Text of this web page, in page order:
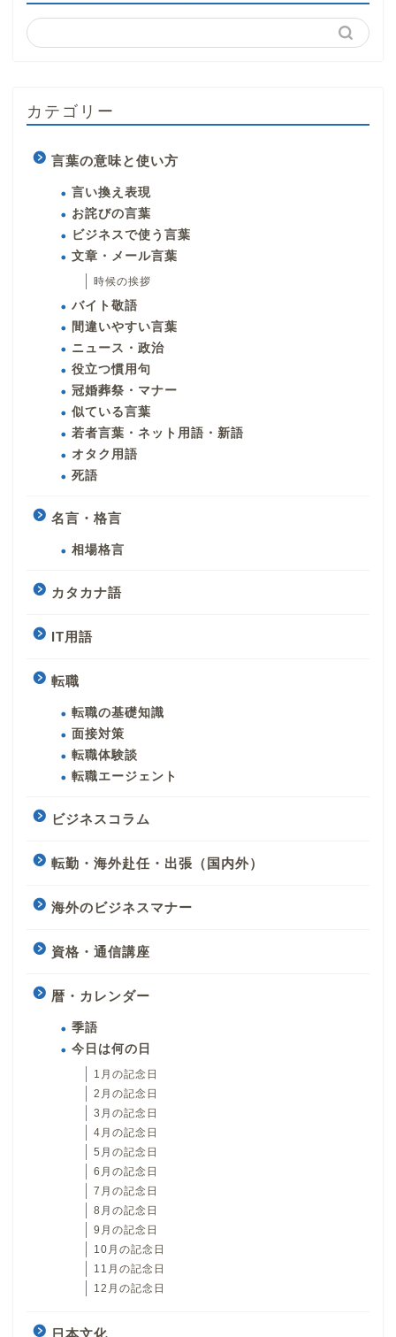
カテゴリー
言葉の意味と使い方
言い換え表現
お詫びの言葉
ビジネスで使う言葉
文章・メール言葉
時候の挨拶
バイト敬語
間違いやすい言葉
ニュース・政治
役立つ慣用句
冠婚葬祭・マナー
似ている言葉
若者言葉・ネット用語・新語
オタク用語
死語
名言・格言
相場格言
カタカナ語
IT用語
転職
転職の基礎知識
面接対策
転職体験談
転職エージェント
ビジネスコラム
転勤・海外赴任・出張（国内外）
海外のビジネスマナー
資格・通信講座
暦・カレンダー
季語
今日は何の日
1月の記念日
2月の記念日
3月の記念日
4月の記念日
5月の記念日
6月の記念日
7月の記念日
8月の記念日
9月の記念日
10月の記念日
11月の記念日
12月の記念日
日本文化